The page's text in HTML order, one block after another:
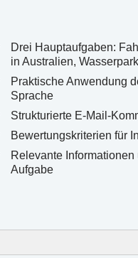
Drei Hauptaufgaben:
in Australien,
Praktische Anwendung
Sprache
Strukturierte E-Mail-
Bewertungskriterien für
Relevante
Aufgabe